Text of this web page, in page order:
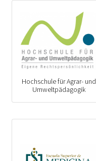
Hochschule für Agrar- und
Umweltpädagogik